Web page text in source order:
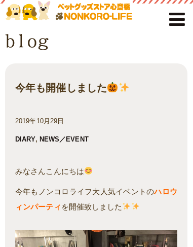
今年も開催しました
2019年10月29日
DIARY, NEWS／EVENT
みなさんこんにちは
今年もノンコロライフ大人気イベントのハロウ
ィンパーティ を開催致しました